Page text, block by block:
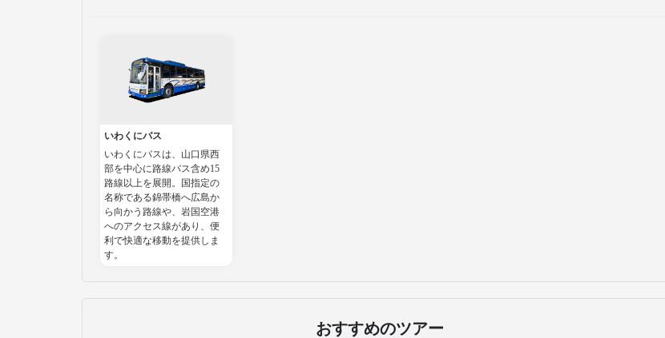
いわくにバス
いわくにバスは、山口県西
部を中心に路線バス含め15
路線以上を展開。国指定の
名称である錦帯橋へ広島か
ら向かう路線や、岩国空港
へのアクセス線があり、便
利で快適な移動を提供しま
す。
おすすめのツアー